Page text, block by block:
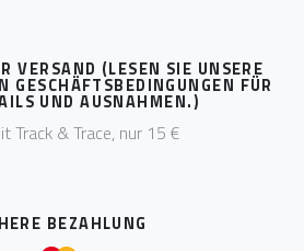
VERSAND (LESEN SIE UNSERE
GESCHÄFTSBEDINGUNGEN FÜR
UND AUSNAHMEN.)
Track & Trace, nur 15 €
BEZAHLUNG